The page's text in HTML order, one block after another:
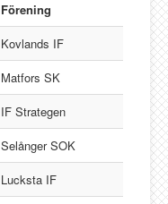
Förening
Kovlands IF
Matfors SK
IF Strategen
Selånger SOK
Lucksta IF